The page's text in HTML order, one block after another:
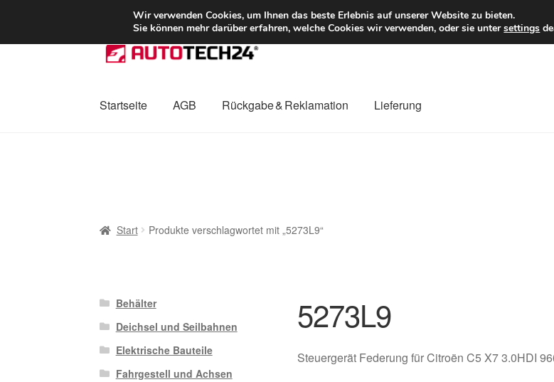
LIEFERUNG ab 6 EUR
Zur
Navigation
Zum
Inhalt
Startseite AGB Rückgabe & Reklamation Lieferung
Start Produkte verschlagwortet mit „5273L9“
5273L9
Steuergerät Federung für Citroën C5 X7 3.0HDI
Behälter
Deichsel und Seilbahnen
Elektrische Bauteile
Fahrgestell und Achsen
Wir verwenden Cookies, um Ihnen das beste Erlebnis auf unserer Website zu bieten.
Sie können mehr darüber erfahren, welche Cookies wir verwenden, oder sie untersettings